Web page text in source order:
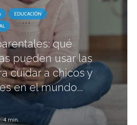
EDUCACIÓN
qué
pueden usar las
cuidar a chicos y
en el mundo...
4 min.